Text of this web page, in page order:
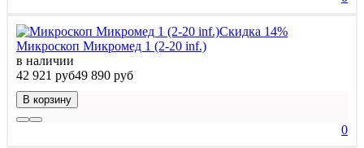
Скидка 14%
Микроскоп Микромед 1 (2-20 inf.)
в наличии
42 921 руб49 890 руб
В корзину
0